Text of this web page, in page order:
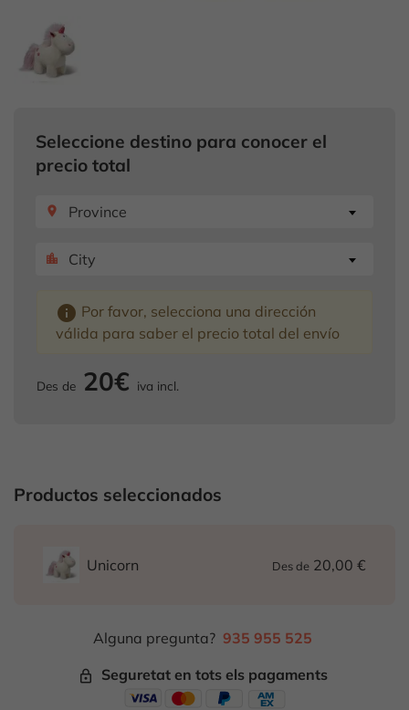
Seleccione destino para conocer el
precio total
place Province
location_city City
info Por favor, selecciona una dirección
válida para saber el precio total del envío
Des de 20€ iva incl.
Productos seleccionados
Unicorn Des de 20,00 €
Alguna pregunta? 935 955 525
lock_outline Seguretat en tots els pagaments